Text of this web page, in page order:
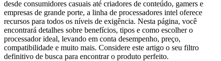
desde consumidores casuais até criadores de conteúdo, gamers e
empresas de grande porte, a linha de processadores intel oferece
recursos para todos os níveis de exigência. Nesta página, você
encontrará detalhes sobre benefícios, tipos e como escolher o
processador ideal, levando em conta desempenho, preço,
compatibilidade e muito mais. Considere este artigo o seu filtro
definitivo de busca para encontrar o produto perfeito.